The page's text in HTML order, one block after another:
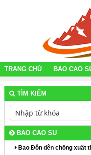
TRANG CHỦ BAO CAO
TÌM KIẾM
BAO CAO SU
Bao Đôn dên chống xuất